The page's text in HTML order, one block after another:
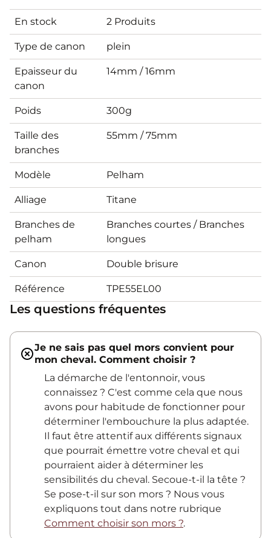
En stock 2 Produits
Type de canon plein
Epaisseur du
canon
14mm / 16mm
Poids 300g
Taille des
branches
55mm / 75mm
Modèle Pelham
Alliage Titane
Branches de
pelham
Branches courtes / Branches
longues
Canon Double brisure
Référence TPE55EL00
Les questions fréquentes
Je ne sais pas quel mors convient pour
mon cheval. Comment choisir ?
La démarche de l'entonnoir, vous
connaissez ? C'est comme cela que nous
avons pour habitude de fonctionner pour
déterminer l'embouchure la plus adaptée.
Il faut être attentif aux différents signaux
que pourrait émettre votre cheval et qui
pourraient aider à déterminer les
sensibilités du cheval. Secoue-t-il la tête ?
Se pose-t-il sur son mors ? Nous vous
expliquons tout dans notre rubrique
Comment choisir son mors ?.